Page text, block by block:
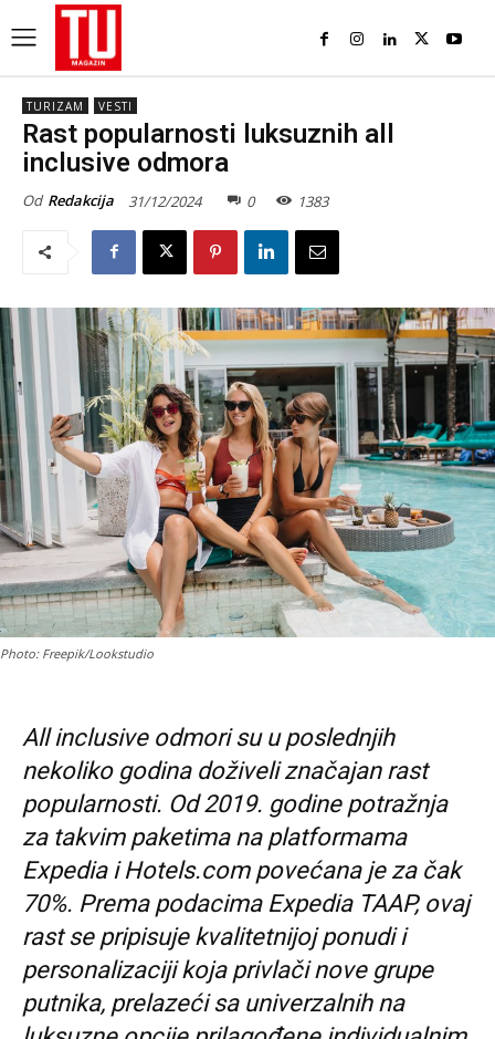
TURIZAM VESTI
Rast popularnosti luksuznih all
inclusive odmora
Od Redakcija 31/12/2024 0 1383
Photo: Freepik/Lookstudio
All inclusive odmori su u poslednjih
nekoliko godina doživeli značajan rast
popularnosti. Od 2019. godine potražnja
za takvim paketima na platformama
Expedia i Hotels.com povećana je za čak
70%. Prema podacima Expedia TAAP, ovaj
rast se pripisuje kvalitetnijoj ponudi i
personalizaciji koja privlači nove grupe
putnika, prelazeći sa univerzalnih na